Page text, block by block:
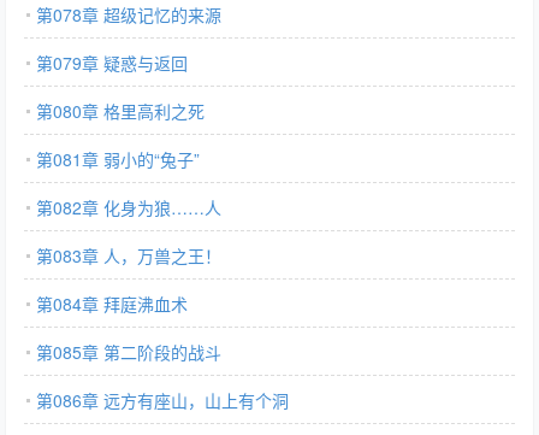
第078章 超级记忆的来源
第079章 疑惑与返回
第080章 格里高利之死
第081章 弱小的“兔子”
第082章 化身为狼……人
第083章 人，万兽之王！
第084章 拜庭沸血术
第085章 第二阶段的战斗
第086章 远方有座山，山上有个洞